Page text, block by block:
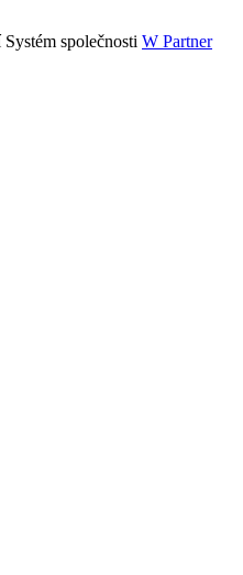
společnosti W Partner